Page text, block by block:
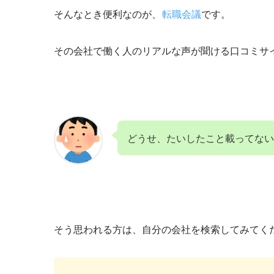
そんなとき便利なのが、 転職会議です。
その会社で働く人のリアルな声が聞ける口コミサ
どうせ、たいしたこと載ってな
そう思われる方は、自分の会社を検索してみてく